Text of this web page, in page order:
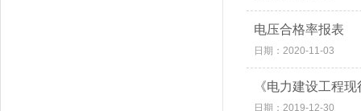
电压合格率报表
日期：2020-11-03
《电力建设工程
日期：2019-12-30